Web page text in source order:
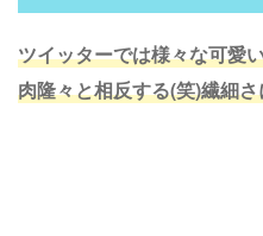
ツイッターでは様々な可愛
肉隆々と相反する(笑)繊細